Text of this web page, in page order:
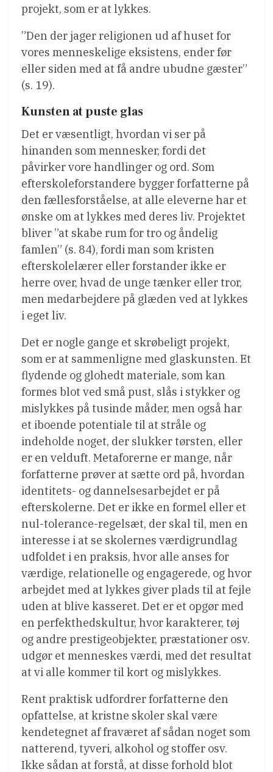
projekt, som er at lykkes.
”Den der jager religionen ud af huset for
vores menneskelige eksistens, ender før
eller siden med at få andre ubudne gæster”
(s. 19).
Kunsten at puste glas
Det er væsentligt, hvordan vi ser på
hinanden som mennesker, fordi det
påvirker vore handlinger og ord. Som
efterskoleforstandere bygger forfatterne på
den fællesforståelse, at alle eleverne har et
ønske om at lykkes med deres liv. Projektet
bliver ”at skabe rum for tro og åndelig
famlen” (s. 84), fordi man som kristen
efterskolelærer eller forstander ikke er
herre over, hvad de unge tænker eller tror,
men medarbejdere på glæden ved at lykkes
i eget liv.
Det er nogle gange et skrøbeligt projekt,
som er at sammenligne med glaskunsten. Et
flydende og glohedt materiale, som kan
formes blot ved små pust, slås i stykker og
mislykkes på tusinde måder, men også har
et iboende potentiale til at stråle og
indeholde noget, der slukker tørsten, eller
er en velduft. Metaforerne er mange, når
forfatterne prøver at sætte ord på, hvordan
identitets- og dannelsesarbejdet er på
efterskolerne. Det er ikke en formel eller et
nul-tolerance-regelsæt, der skal til, men en
interesse i at se skolernes værdigrundlag
udfoldet i en praksis, hvor alle anses for
værdige, relationelle og engagerede, og hvor
arbejdet med at lykkes giver plads til at fejle
uden at blive kasseret. Det er et opgør med
en perfekthedskultur, hvor karakterer, tøj
og andre prestigeobjekter, præstationer osv.
udgør et menneskes værdi, med det resultat
at vi alle kommer til kort og mislykkes.
Rent praktisk udfordrer forfatterne den
opfattelse, at kristne skoler skal være
kendetegnet af fraværet af sådan noget som
natterend, tyveri, alkohol og stoffer osv.
Ikke sådan at forstå, at disse forhold blot